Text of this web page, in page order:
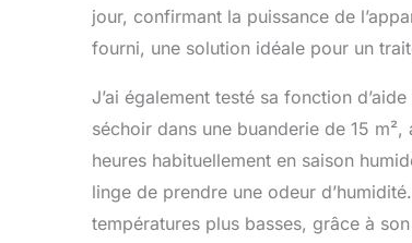
jour, confirmant la puissance de
fourni, une solution idéale pour un
J’ai également testé sa fonction
séchoir dans une buanderie de 15
heures habituellement en saison
linge de prendre une odeur
températures plus basses, grâce à